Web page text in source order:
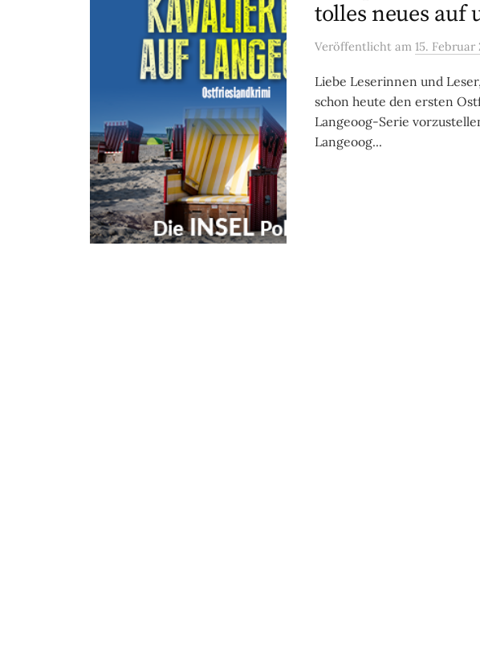
tolles neues auf
Veröffentlicht am 15. Februar
Liebe Leserinnen und
schon heute den ersten
Langeoog-Serie
Langeoog...